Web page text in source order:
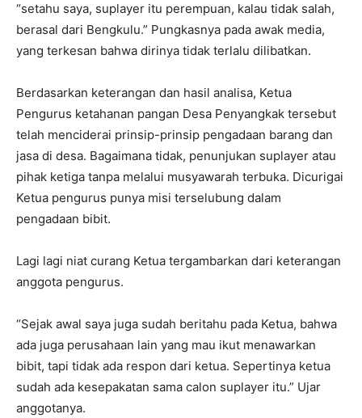
“setahu saya, suplayer itu perempuan, kalau tidak salah,
berasal dari Bengkulu.” Pungkasnya pada awak media,
yang terkesan bahwa dirinya tidak terlalu dilibatkan.
Berdasarkan keterangan dan hasil analisa, Ketua
Pengurus ketahanan pangan Desa Penyangkak tersebut
telah menciderai prinsip-prinsip pengadaan barang dan
jasa di desa. Bagaimana tidak, penunjukan suplayer atau
pihak ketiga tanpa melalui musyawarah terbuka. Dicurigai
Ketua pengurus punya misi terselubung dalam
pengadaan bibit.
Lagi lagi niat curang Ketua tergambarkan dari keterangan
anggota pengurus.
“Sejak awal saya juga sudah beritahu pada Ketua, bahwa
ada juga perusahaan lain yang mau ikut menawarkan
bibit, tapi tidak ada respon dari ketua. Sepertinya ketua
sudah ada kesepakatan sama calon suplayer itu.” Ujar
anggotanya.